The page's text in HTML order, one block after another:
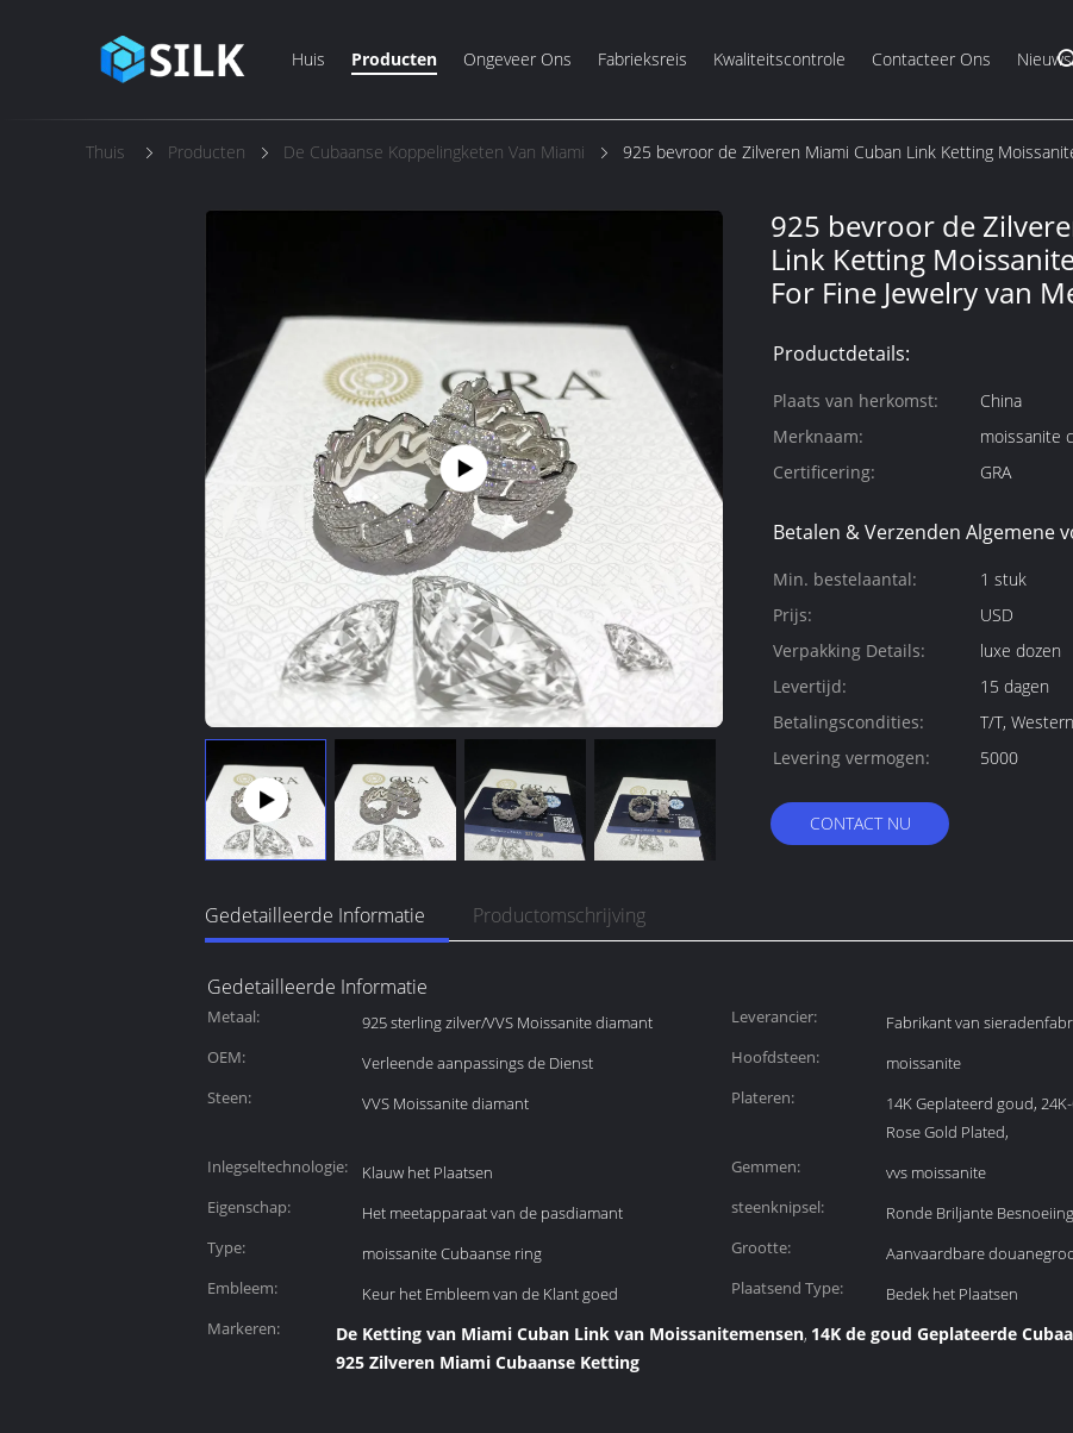
Huis Producten Ongeveer Ons Fabrieksreis Kwaliteitscontrole Contacteer Ons Nieuws
Thuis Producten De Cubaanse Koppelingketen Van Miami 925 bevroor de Zilveren Miami Cuban Link Ketting
925 bevroor de
Link Ketting
For Fine Jewelry van
Productdetails:
Plaats van herkomst:
China
Merknaam:
moissanite
Certificering:
GRA
Betalen & Verzenden Algemene
Min. bestelaantal:
1 stuk
Prijs:
USD
Verpakking Details:
luxe dozen
Levertijd:
15 dagen
Betalingscondities:
T/T,
Levering vermogen:
5000
CONTACT NU
Gedetailleerde Informatie Productomschrijving
Gedetailleerde Informatie
Metaal: 925 sterling zilver/VVS Moissanite diamant Leverancier:
Fabrikant van
OEM:
Verleende aanpassings de Dienst Hoofdsteen:
moissanite
Steen:
VVS Moissanite diamant Plateren:
14K Geplateerd goud,
Rose Gold Plated,
Inlegseltechnologie:
Klauw het Plaatsen Gemmen:
vvs moissanite
Eigenschap:
Het meetapparaat van de pasdiamant steenknipsel:
Ronde Briljante Besnoeiing
Type:
moissanite Cubaanse ring Grootte:
Aanvaardbare
Embleem:
Keur het Embleem van de Klant goed Plaatsend Type:
Bedek het Plaatsen
Markeren:
De Ketting van Miami Cuban Link van Moissanitemensen, 14K de goud Geplateerde
925 Zilveren Miami Cubaanse Ketting